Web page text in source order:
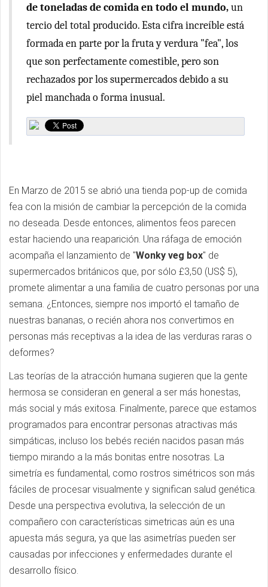
de toneladas de comida en todo el mundo,un
tercio del total producido. Esta cifra increíble está
formada en parte por la fruta y verdura "fea", los
que son perfectamente comestible, pero son
rechazados por los supermercados debido a su
piel manchada o forma inusual.
En Marzo de 2015 se abrió una tienda pop-up de comida
fea con la misión de cambiar la percepción de la comida
no deseada. Desde entonces, alimentos feos parecen
estar haciendo una reaparición. Una ráfaga de emoción
acompaña el lanzamiento de "Wonky veg box" de
supermercados británicos que, por sólo £3,50 (US$ 5),
promete alimentar a una familia de cuatro personas por una
semana. ¿Entonces, siempre nos importó el tamaño de
nuestras bananas, o recién ahora nos convertimos en
personas más receptivas a la idea de las verduras raras o
deformes?
Las teorías de la atracción humana sugieren que la gente
hermosa se consideran en general a ser más honestas,
más social y más exitosa. Finalmente, parece que estamos
programados para encontrar personas atractivas más
simpáticas, incluso los bebés recién nacidos pasan más
tiempo mirando a la más bonitas entre nosotras. La
simetría es fundamental, como rostros simétricos son más
fáciles de procesar visualmente y significan salud genética.
Desde una perspectiva evolutiva, la selección de un
compañero con características simetricas aún es una
apuesta más segura, ya que las asimetrías pueden ser
causadas por infecciones y enfermedades durante el
desarrollo físico.